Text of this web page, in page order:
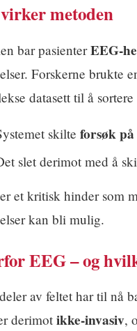
metoden
bar pasienterEEG-
Forskerne brukte
datasett til å
skilte forsøk på
slet derimot med å
et kritisk hinder som
kan bli mulig.
EEG – og
av feltet har til nå
derimotikke-invasiv,